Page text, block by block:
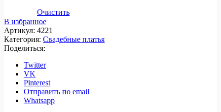
Очистить
В избранное
Артикул: 4221
Категория: Свадебные платья
Поделиться:
Twitter
VK
Pinterest
Отправить по email
Whatsapp